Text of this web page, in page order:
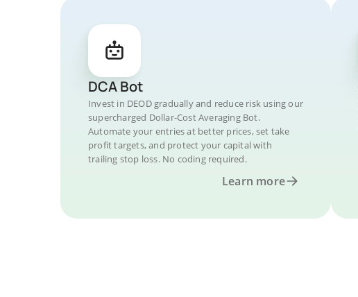
DCA Bot
Invest in DEOD gradually and reduce risk using our
supercharged Dollar-Cost Averaging Bot.
Automate your entries at better prices, set take
profit targets, and protect your capital with
trailing stop loss. No coding required.
Learn more